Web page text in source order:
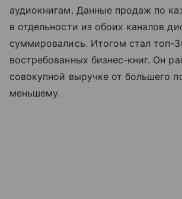
аудиокнигам. Данные продаж по
в отдельности из обоих каналов
суммировались. Итогом стал топ-
востребованных бизнес-книг. Он
совокупной выручке от большего
меньшему.